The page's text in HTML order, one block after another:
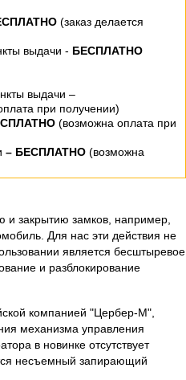
(заказ делается
выдачи - БЕСПЛАТНО
выдачи –
при получении)
(возможна оплата при
– БЕСПЛАТНО (возможна
закрытию замков, например,
Для нас эти действия не
является бесштыревое
и разблокирование
компанией "Цербер-М",
механизма управления
в новинке отсутствует
несъемный запирающий